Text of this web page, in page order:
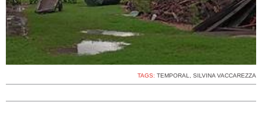
TAGS: TEMPORAL, SILVINA VACCAREZZA